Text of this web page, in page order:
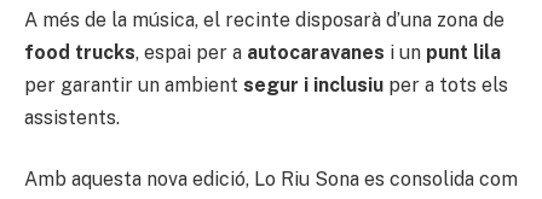
A més de la música, el recinte disposarà d’una zona de
food trucks, espai per a autocaravanes i un punt lila
per garantir un ambient segur i inclusiu per a tots els
assistents.
Amb aquesta nova edició, Lo Riu Sona es consolida com